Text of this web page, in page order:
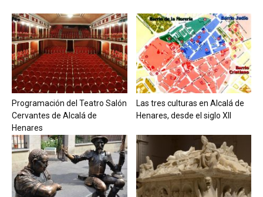
Programación del Teatro Salón
Cervantes de Alcalá de
Henares
Las tres culturas en Alcalá de
Henares, desde el siglo XII